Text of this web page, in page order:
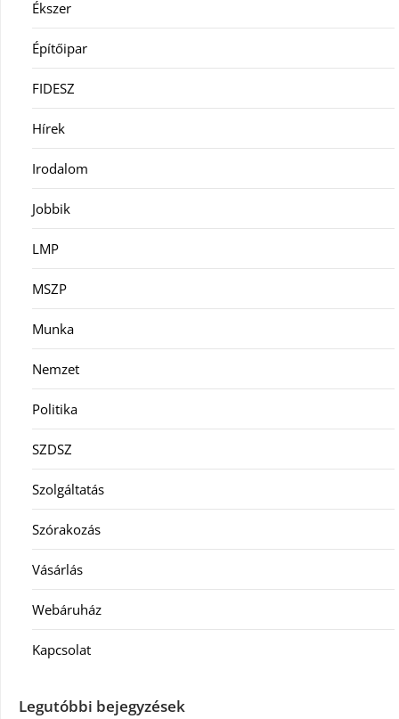
Ékszer
Építőipar
FIDESZ
Hírek
Irodalom
Jobbik
LMP
MSZP
Munka
Nemzet
Politika
SZDSZ
Szolgáltatás
Szórakozás
Vásárlás
Webáruház
Kapcsolat
Legutóbbi bejegyzések